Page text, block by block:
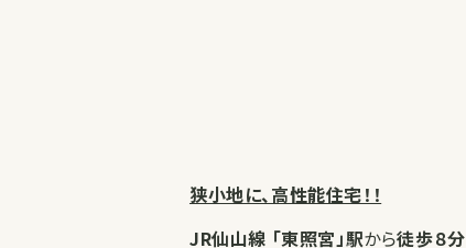
狭小地に、高性能住宅！！
JR仙山線 「東照宮」駅から徒歩８分